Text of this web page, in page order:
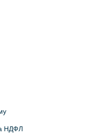
Семейный"
НДФЛ